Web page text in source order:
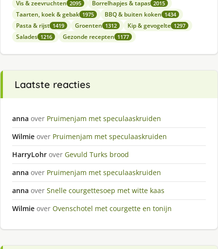
Vis & zeevruchten 2095 Borrelhapjes & tapas 2015
Taarten, koek & gebak 1975 BBQ & buiten koken 1434
Pasta & rijst 1419 Groenten 1312 Kip & gevogelte 1297
Salades 1216 Gezonde recepten 1177
Laatste reacties
anna over Pruimenjam met speculaaskruiden
Wilmie over Pruimenjam met speculaaskruiden
HarryLohr over Gevuld Turks brood
anna over Pruimenjam met speculaaskruiden
anna over Snelle courgettesoep met witte kaas
Wilmie over Ovenschotel met courgette en tonijn